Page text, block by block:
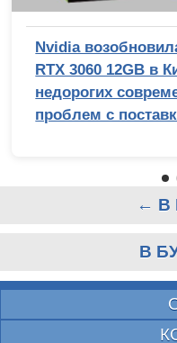
Nvidia
RTX 3060 12GB в
недорогих
проблем с
← В
В